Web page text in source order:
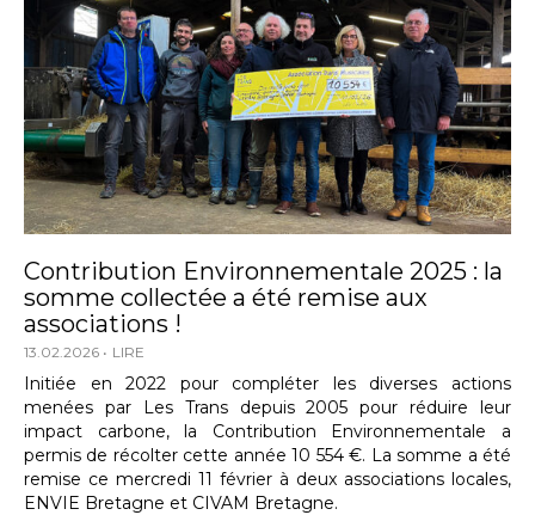
Contribution Environnementale 2025 : la
somme collectée a été remise aux
associations !
13.02.2026 LIRE
Initiée en 2022 pour compléter les diverses actions
menées par Les Trans depuis 2005 pour réduire leur
impact carbone, la Contribution Environnementale a
permis de récolter cette année 10 554 €. La somme a été
remise ce mercredi 11 février à deux associations locales,
ENVIE Bretagne et CIVAM Bretagne.